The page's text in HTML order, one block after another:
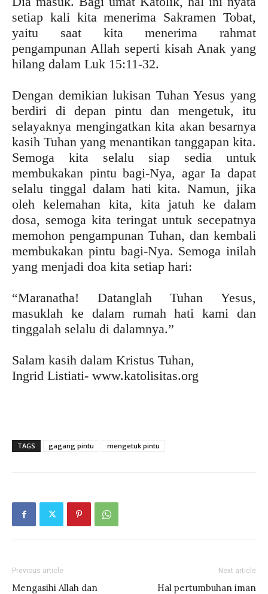
setiap kali kita menerima Sakramen Tobat,
yaitu saat kita menerima rahmat
pengampunan Allah seperti kisah Anak yang
hilang dalam Luk 15:11-32.
Dengan demikian lukisan Tuhan Yesus yang
berdiri di depan pintu dan mengetuk, itu
selayaknya mengingatkan kita akan besarnya
kasih Tuhan yang menantikan tanggapan kita.
Semoga kita selalu siap sedia untuk
membukakan pintu bagi-Nya, agar Ia dapat
selalu tinggal dalam hati kita. Namun, jika
oleh kelemahan kita, kita jatuh ke dalam
dosa, semoga kita teringat untuk secepatnya
memohon pengampunan Tuhan, dan kembali
membukakan pintu bagi-Nya. Semoga inilah
yang menjadi doa kita setiap hari:
“Maranatha! Datanglah Tuhan Yesus,
masuklah ke dalam rumah hati kami dan
tinggalah selalu di dalamnya.”
Salam kasih dalam Kristus Tuhan,
Ingrid Listiati- www.katolisitas.org
TAGS gagang pintu mengetuk pintu
Previous article
Mengasihi Allah dan
Next article
Hal pertumbuhan iman